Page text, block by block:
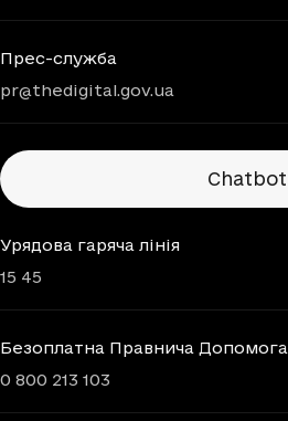
Прес-служба
pr@thedigital.gov.ua
Chatbots
Chatbot
Урядова гаряча лінія
15 45
Безоплатна Правнича Допомога
0 800 213 103